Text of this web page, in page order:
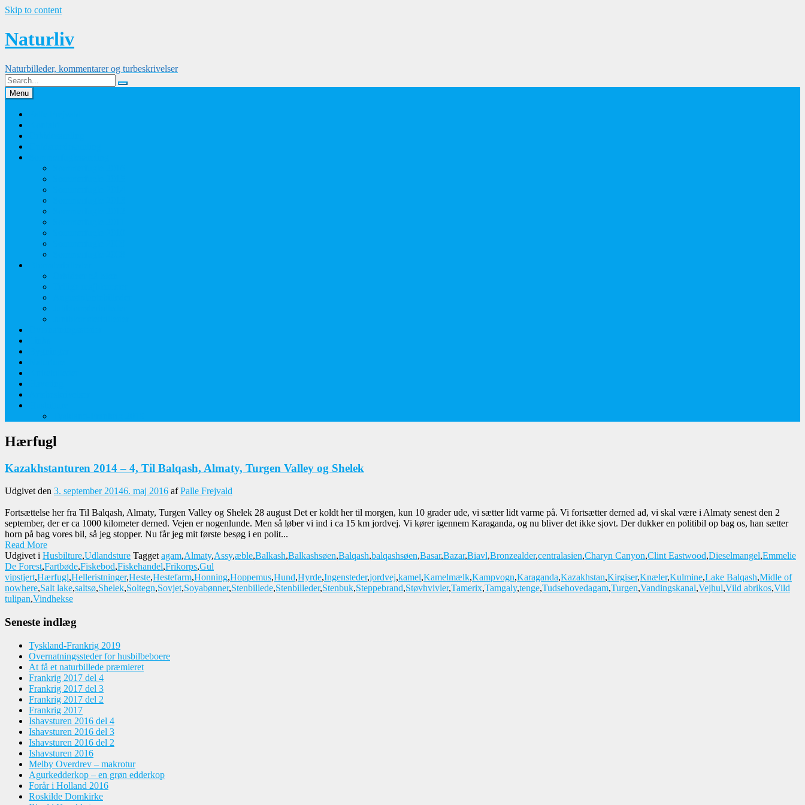
Skip to content
Naturliv
Naturbilleder, kommentarer og turbeskrivelser
Menu
Hærfugl
Kazakhstanturen 2014 – 4, Til Balqash, Almaty, Turgen Valley og Shelek
Udgivet den 3. september 20146. maj 2016 afPalle Frejvald
Fortsættelse her fra Til Balqash, Almaty, Turgen Valley og Shelek 28 august Det er koldt her til morgen, kun 10 grader ude, vi sætter lidt varme på. Vi fortsætter derned ad, vi skal være i Almaty senest den 2
september, der er ca 1000 kilometer derned. Vejen er nogenlunde. Men så løber vi ind i ca 15 km jordvej. Vi kører igennem Karaganda, og nu bliver det ikke sjovt. Der dukker en politibil op bag os, han sætter
horn på bag vores bil, så jeg stopper. Nu får jeg mit første besøg i en polit...
Read More
Udgivet i Husbilture,Udlandsture Taggetagam,Almaty,Assy,æble,Balkash,Balkashsøen,Balqash,balqashsøen,Basar,Bazar,Biavl,Bronzealder,centralasien,Charyn Canyon,Clint Eastwood,Dieselmangel,Emmelie
De Forest,Fartbøde,Fiskebod,Fiskehandel,Frikorps,Gul
vipstjert,Hærfugl,Helleristninger,Heste,Hestefarm,Honning,Hoppemus,Hund,Hyrde,Ingensteder,jordvej,kamel,Kamelmælk,Kampvogn,Karaganda,Kazakhstan,Kirgiser,Knæler,Kulmine,Lake Balqash,Midle of
nowhere,Salt lake,saltsø,Shelek,Soltegn,Sovjet,Soyabønner,Stenbillede,Stenbilleder,Stenbuk,Steppebrand,Støvhvivler,Tamerix,Tamgaly,tenge,Tudsehovedagam,Turgen,Vandingskanal,Vejhul,Vild abrikos,Vild
tulipan,Vindhekse
Seneste indlæg
Tyskland-Frankrig 2019
Overnatningssteder for husbilbeboere
At få et naturbillede præmieret
Frankrig 2017 del 4
Frankrig 2017 del 3
Frankrig 2017 del 2
Frankrig 2017
Ishavsturen 2016 del 4
Ishavsturen 2016 del 3
Ishavsturen 2016 del 2
Ishavsturen 2016
Melby Overdrev – makrotur
Agurkedderkop – en grøn edderkop
Forår i Holland 2016
Roskilde Domkirke